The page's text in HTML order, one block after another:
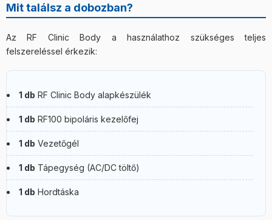
Mit találsz a dobozban?
Az RF Clinic Body a használathoz szükséges teljes
felszereléssel érkezik:
1 db RF Clinic Body alapkészülék
1 db RF100 bipoláris kezelőfej
1 db Vezetőgél
1 db Tápegység (AC/DC töltő)
1 db Hordtáska